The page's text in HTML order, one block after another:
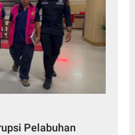
Pelabuhan